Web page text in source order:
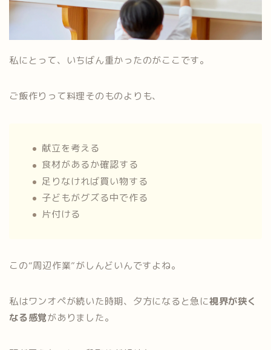
私にとって、いちばん重かったのがここです。
ご飯作りって料理そのものよりも、
献立を考える
食材があるか確認する
足りなければ買い物する
子どもがグズる中で作る
片付ける
この“周辺作業”がしんどいんですよね。
私はワンオペが続いた時期、夕方になると急に視界が狭く
なる感覚がありました。